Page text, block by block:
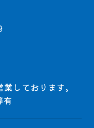
しております。
有